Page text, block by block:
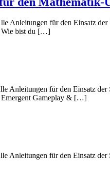
Anleitungen für den Einsatz
Wie bist du […]
Anleitungen für den Einsatz
Emergent Gameplay & […]
Anleitungen für den Einsatz